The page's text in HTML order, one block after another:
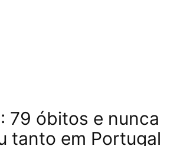
79 óbitos e nunca
tanto em Portugal